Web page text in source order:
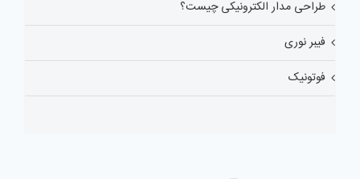
طراحی مدار الکترونیکی چیست؟
فیبر نوری
فوتونیک